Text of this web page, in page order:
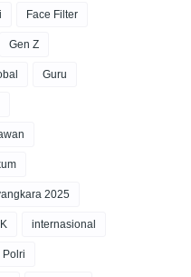
Face Filter
Gen Z
Guru
2025
internasional
Polri